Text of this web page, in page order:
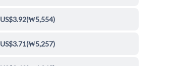
US$3.92(₩5,554)
US$3.71(₩5,257)